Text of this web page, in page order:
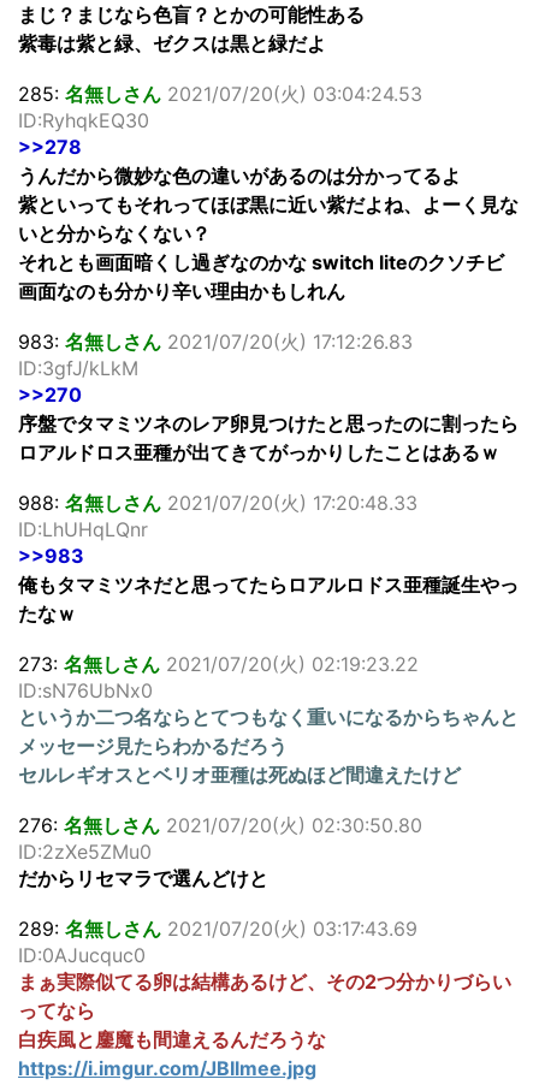
まじ？まじなら色盲？とかの可能性ある
紫毒は紫と緑、ゼクスは黒と緑だよ
285: 名無しさん 2021/07/20(火) 03:04:24.53
ID:RyhqkEQ30
>>278
うんだから微妙な色の違いがあるのは分かってるよ
紫といってもそれってほぼ黒に近い紫だよね、よーく見な
いと分からなくない？
それとも画面暗くし過ぎなのかな switch liteのクソチビ
画面なのも分かり辛い理由かもしれん
983: 名無しさん 2021/07/20(火) 17:12:26.83
ID:3gfJ/kLkM
>>270
序盤でタマミツネのレア卵見つけたと思ったのに割ったら
ロアルドロス亜種が出てきてがっかりしたことはあるｗ
988: 名無しさん 2021/07/20(火) 17:20:48.33
ID:LhUHqLQnr
>>983
俺もタマミツネだと思ってたらロアルロドス亜種誕生やっ
たなｗ
273: 名無しさん 2021/07/20(火) 02:19:23.22
ID:sN76UbNx0
というか二つ名ならとてつもなく重いになるからちゃんと
メッセージ見たらわかるだろう
セルレギオスとベリオ亜種は死ぬほど間違えたけど
276: 名無しさん 2021/07/20(火) 02:30:50.80
ID:2zXe5ZMu0
だからリセマラで選んどけと
289: 名無しさん 2021/07/20(火) 03:17:43.69
ID:0AJucquc0
まぁ実際似てる卵は結構あるけど、その2つ分かりづらい
ってなら
白疾風と鏖魔も間違えるんだろうな
https://i.imgur.com/JBIlmee.jpg